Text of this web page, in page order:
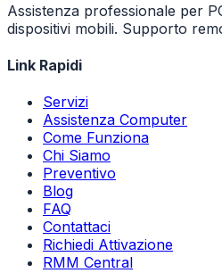
Assistenza professionale per
dispositivi mobili. Supporto
Link Rapidi
Servizi
Assistenza Computer
Come Funziona
Chi Siamo
Preventivo
Blog
FAQ
Contattaci
Richiedi Attivazione
RMM Central